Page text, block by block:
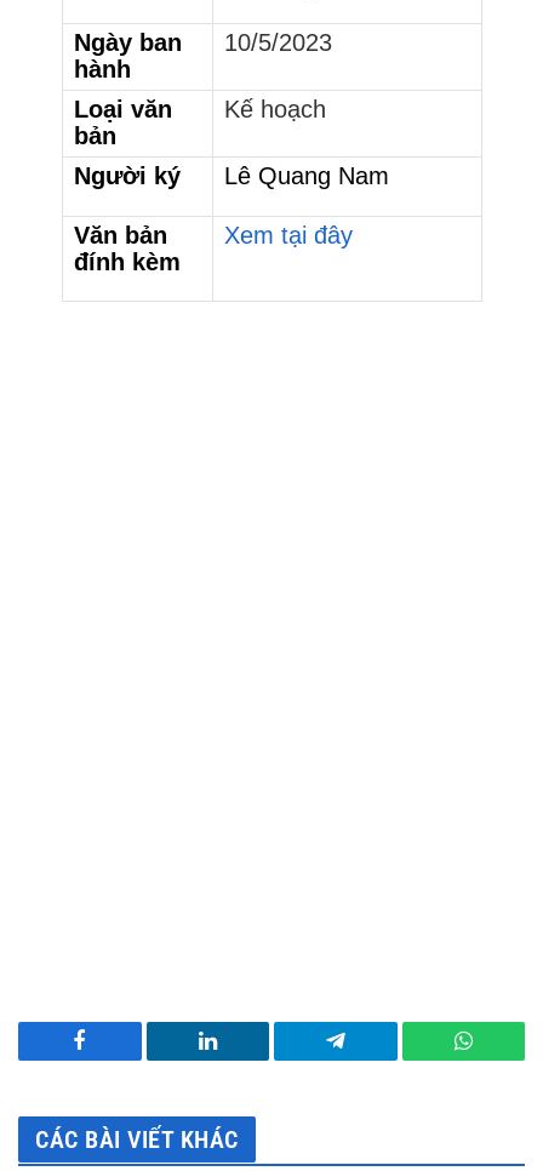
Ngày ban
hành
10/5/2023
Loại văn
bản
Kế hoạch
Người ký Lê Quang Nam
Văn bản
đính kèm
Xem tại đây
Facebook LinkedIn Telegram
CÁC BÀI VIẾT KHÁC